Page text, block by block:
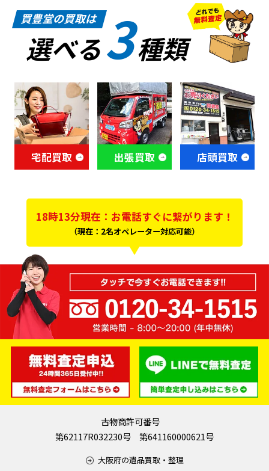
買豊堂の買取は
選べる3種類
宅配買取 出張買取 店頭買取
18時13分現在：お電話すぐに繋がります！
（現在：2名オペレーター対応可能）
古物商許可番号
第62117R032230号 第641160000621号
大阪府の遺品買取・整理